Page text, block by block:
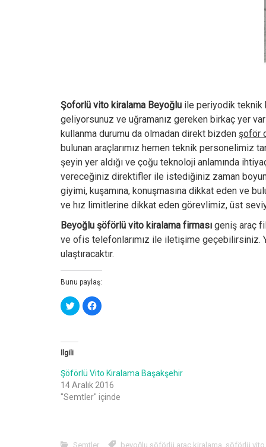
Şoforlü vito kiralama Beyoğlu ile periyodik teknik
geliyorsunuz ve uğramanız gereken birkaç yer
kullanma durumu da olmadan direkt bizden şoför
bulunan araçlarımız hemen teknik personelimiz
şeyin yer aldığı ve çoğu teknoloji anlamında
vereceğiniz direktifler ile istediğiniz zaman
giyimi, kuşamına, konuşmasına dikkat eden ve
ve hız limitlerine dikkat eden görevlimiz, üst
Beyoğlu şöförlü vito kiralama firması geniş araç
ve ofis telefonlarımız ile iletişime geçebilirsiniz.
ulaştıracaktır.
Bunu paylaş:
T
w
e
e
r
i
n
d
a
F
a
t
a
p
a
y
İlgili
Şöförlü Vito Kiralama Başakşehir
14 Aralık 2016
"Semtler" içinde
Semtler beyoğlu şöförlü araç kiralama, şöförlü vito